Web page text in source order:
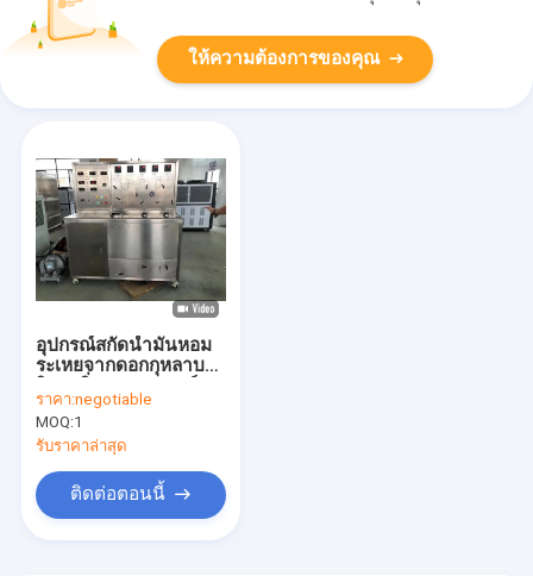
ให้ความต้องการของคุณ
อุปกรณ์สกัดน้ำมันหอม
ระเหยจากดอกกุหลาบ
สกัดคาร์บอนไดออกไซด์
ราคา:negotiable
MOQ:1
รับราคาล่าสุด
ติดต่อตอนนี้